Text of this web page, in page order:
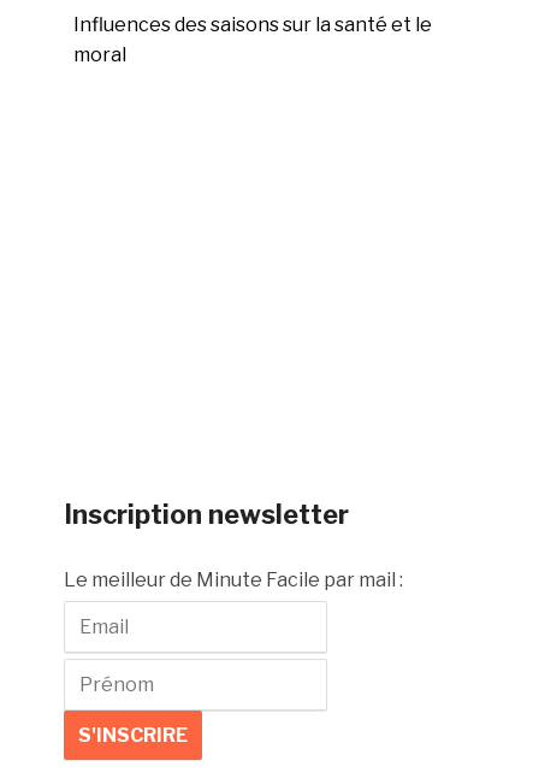
Influences des saisons sur la santé et le
moral
Inscription newsletter
Le meilleur de Minute Facile par mail :